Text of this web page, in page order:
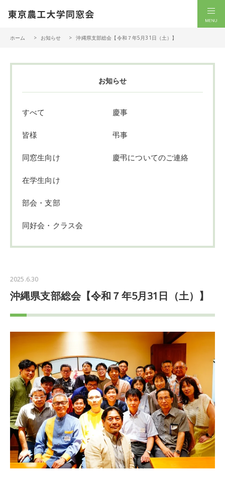
ホーム お知らせ 沖縄県支部総会【令和７年5月31日（土）】
お知らせ
すべて
皆様
同窓生向け
在学生向け
部会・支部
同好会・クラス会
慶事
弔事
慶弔についてのご連絡
2025.6.30
沖縄県支部総会【令和７年5月31日（土）】